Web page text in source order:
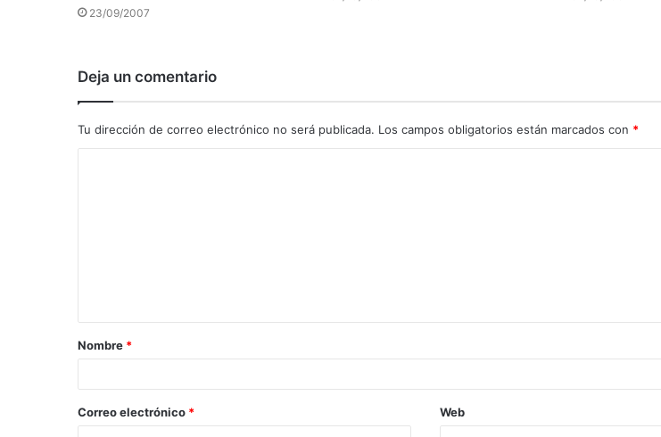
23/09/2007
Deja un comentario
Tu dirección de correo electrónico no será publicada. Los campos obligatorios están marcados con *
a
r
*
Nombre *
Correo electrónico * Web